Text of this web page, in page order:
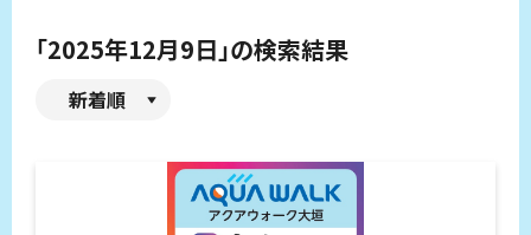
「2025年12月9日」の検索結果
新着順